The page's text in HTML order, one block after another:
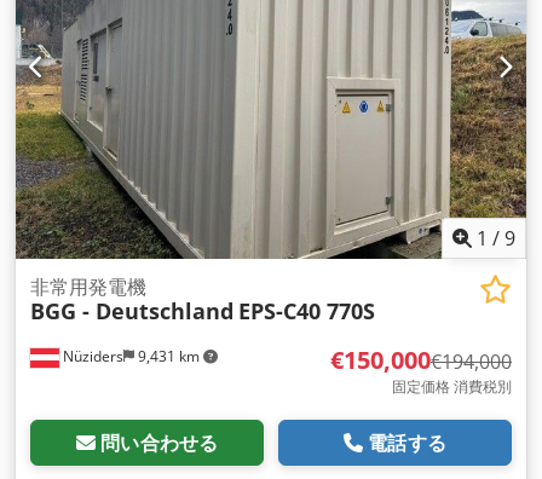
1 /9
Nüziders 9,431 km
非常用発電機
BGG - Deutschland EPS-C40 770S
€150,000€194,000
固定価格 消費税別
問い合わせる 電話する